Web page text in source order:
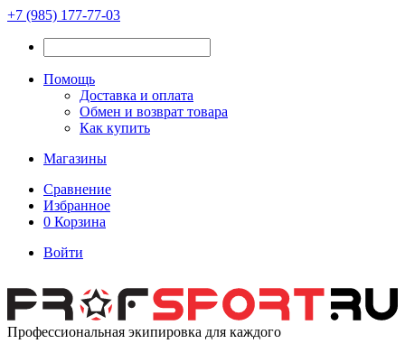
+7 (985) 177-77-03
Помощь
Доставка и оплата
Обмен и возврат товара
Как купить
Магазины
Сравнение
Избранное
0 Корзина
Войти
Профессиональная экипировка для каждого